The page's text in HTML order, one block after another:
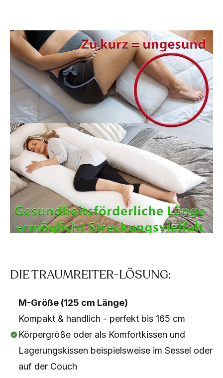
DIE TRAUMREITER-LÖSUNG:
M-Größe (125 cm Länge)
Kompakt & handlich - perfekt bis 165 cm
Körpergröße oder als Komfortkissen und
Lagerungskissen beispielsweise im Sessel oder
auf der Couch